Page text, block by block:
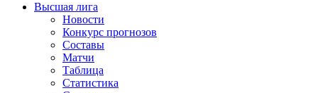
Высшая лига
Новости
Конкурс прогнозов
Составы
Матчи
Таблица
Статистика